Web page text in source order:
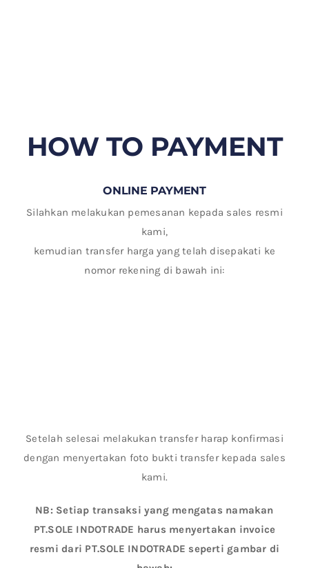
HOW TO PAYMENT
ONLINE PAYMENT
Silahkan melakukan pemesanan kepada sales resmi
kami,
kemudian transfer harga yang telah disepakati ke
nomor rekening di bawah ini:
Setelah selesai melakukan transfer harap konfirmasi
dengan menyertakan foto bukti transfer kepada sales
kami.
NB: Setiap transaksi yang mengatas namakan
PT.SOLE INDOTRADE harus menyertakan invoice
resmi dari PT.SOLE INDOTRADE seperti gambar di